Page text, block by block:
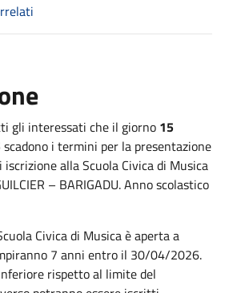
gli interessati che il giorno 15
scadono i termini per la presentazione
iscrizione alla Scuola Civica di Musica
– BARIGADU. Anno scolastico
Civica di Musica è aperta a
7 anni entro il 30/04/2026.
rispetto al limite del